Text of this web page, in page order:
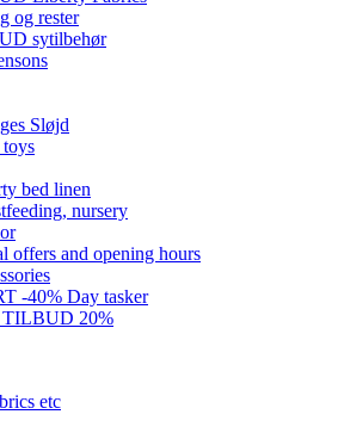
og rester
sytilbehør
Sløjd
bed linen
nursery
offers and opening hours
-40% Day tasker
TILBUD 20%
etc